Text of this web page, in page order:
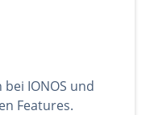
IONOS und
Features.